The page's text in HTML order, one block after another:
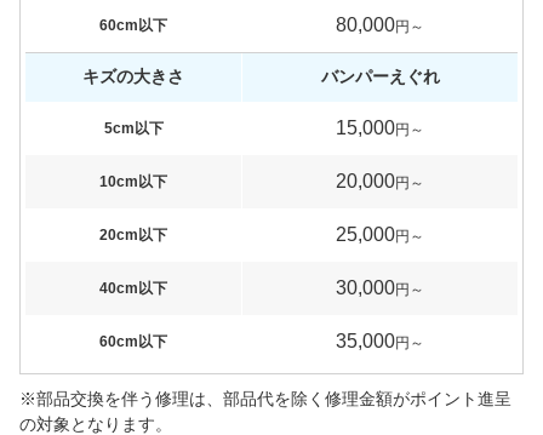
60cm以下 80,000円～
キズの大きさ バンパーえぐれ
5cm以下 15,000円～
10cm以下 20,000円～
20cm以下 25,000円～
40cm以下 30,000円～
60cm以下 35,000円～
※部品交換を伴う修理は、部品代を除く修理金額がポイント進呈
の対象となります。